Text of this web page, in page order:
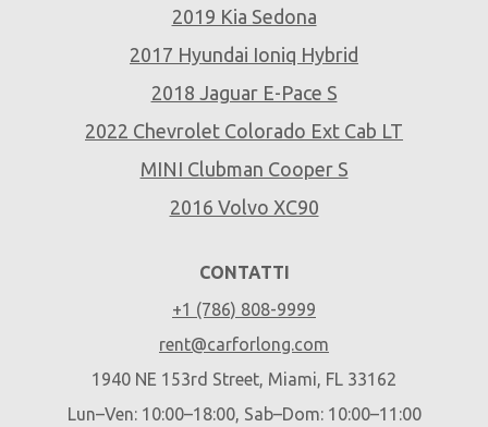
2019 Kia Sedona
2017 Hyundai Ioniq Hybrid
2018 Jaguar E-Pace S
2022 Chevrolet Colorado Ext Cab LT
MINI Clubman Cooper S
2016 Volvo XC90
CONTATTI
+1 (786) 808-9999
rent@carforlong.com
1940 NE 153rd Street, Miami, FL 33162
Lun–Ven: 10:00–18:00, Sab–Dom: 10:00–11:00